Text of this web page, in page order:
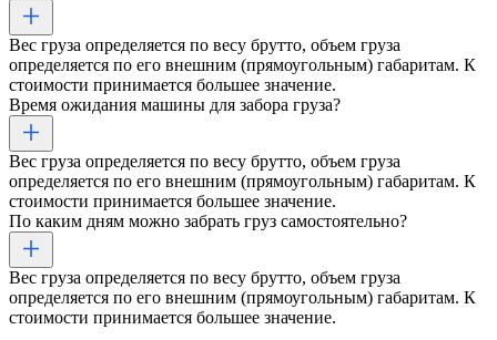
Вес груза определяется по весу брутто, объем груза
определяется по его внешним (прямоугольным) габаритам. К
стоимости принимается большее значение.
Время ожидания машины для забора груза?
Вес груза определяется по весу брутто, объем груза
определяется по его внешним (прямоугольным) габаритам. К
стоимости принимается большее значение.
По каким дням можно забрать груз самостоятельно?
Вес груза определяется по весу брутто, объем груза
определяется по его внешним (прямоугольным) габаритам. К
стоимости принимается большее значение.